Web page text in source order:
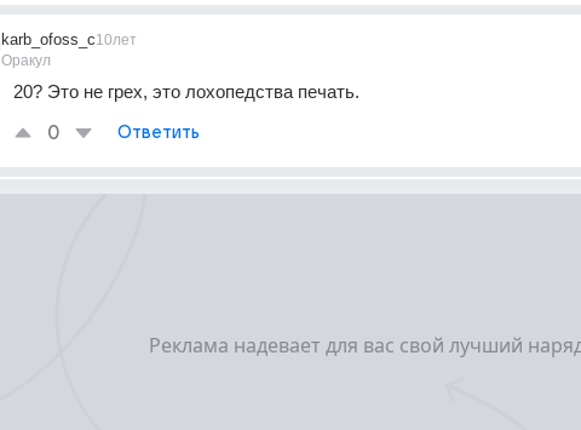
karb_ofoss_c
Оракул
10лет
20? Это не грех, это лохопедства печать.
0 Ответить